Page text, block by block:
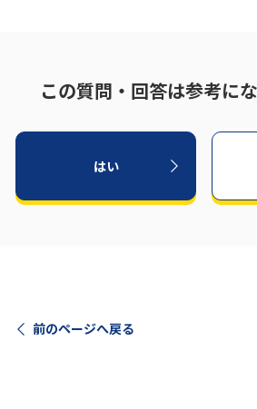
この質問・回答は参考に
はい
前のページへ戻る